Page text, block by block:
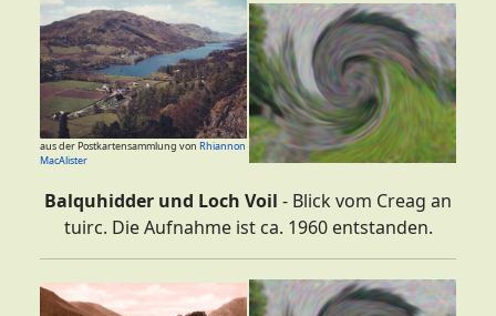
aus der Postkartensammlung von Rhiannon
MacAlister
Balquhidder und Loch Voil - Blick vom Creag an
tuirc. Die Aufnahme ist ca. 1960 entstanden.